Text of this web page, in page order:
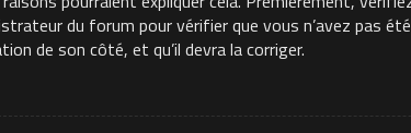
du forum pour vérifier que vous n’avez pas
de son côté, et qu’il devra la corriger.